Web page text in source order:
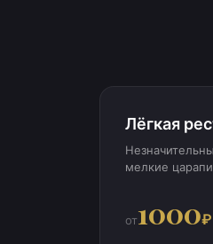
Лёгкая
мелкие
от1000₽